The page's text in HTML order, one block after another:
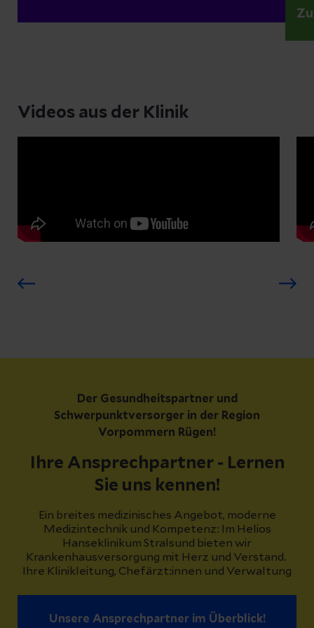
Videos aus der Klinik
Der Gesundheitspartner und
Schwerpunktversorger in der Region
Vorpommern Rügen!
Ihre Ansprechpartner - Lernen
Sie uns kennen!
Ein breites medizinisches Angebot, moderne
Medizintechnik und Kompetenz: Im Helios
Hanseklinikum Stralsund bieten wir
Krankenhausversorgung mit Herz und Verstand.
Ihre Klinikleitung, Chefärzt:innen und Verwaltung
Unsere Ansprechpartner im Überblick!